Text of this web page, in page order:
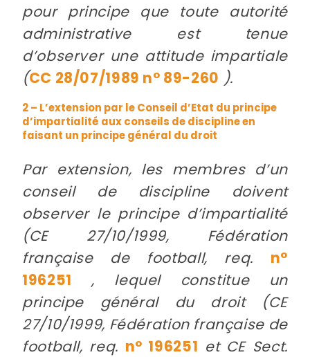
pour principe que toute autorité
administrative est tenue
d’observer une attitude impartiale
(CC 28/07/1989 n° 89-260 ).
2 – L’extension par le Conseil d’Etat du principe
d’impartialité aux conseils de discipline en
faisant un principe général du droit
Par extension, les membres d’un
conseil de discipline doivent
observer le principe d’impartialité
(CE 27/10/1999, Fédération
française de football, req. n°
196251 , lequel constitue un
principe général du droit (CE
27/10/1999, Fédération française de
football, req. n° 196251 et CE Sect.